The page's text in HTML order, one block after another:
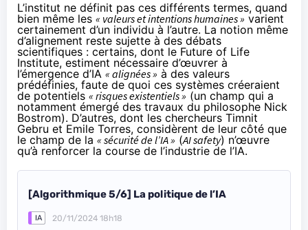
L’institut ne définit pas ces différents termes, quand
bien même les « valeurs et intentions humaines » varient
certainement d’un individu à l’autre. La notion même
d’alignement reste sujette à des débats
scientifiques : certains, dont le Future of Life
Institute, estiment nécessaire d’œuvrer à
l’émergence d’IA « alignées » à des valeurs
prédéfinies, faute de quoi ces systèmes créeraient
de potentiels « risques existentiels » (un champ qui a
notamment émergé des travaux du philosophe Nick
Bostrom). D’autres, dont les chercheurs Timnit
Gebru et Emile Torres, considèrent de leur côté que
le champ de la « sécurité de l’IA » (AI safety) n’œuvre
qu’à renforcer la course de l’industrie de l’IA.
[Algorithmique 5/6] La politique de l’IA
IA 20/11/2024 18h18